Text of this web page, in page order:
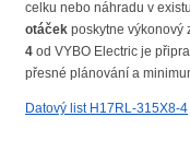
celku nebo náhradu v
otáček poskytne výkonový
4 od VYBO Electric je
přesné plánování a
Datový list H17RL-315X8-4